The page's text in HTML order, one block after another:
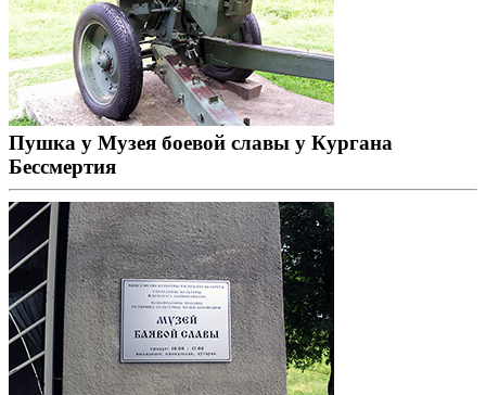
Пушка у Музея боевой славы у Кургана
Бессмертия